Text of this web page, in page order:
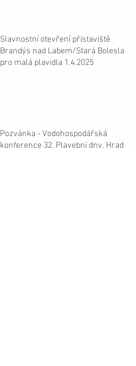
Slavnostní otevření přístaviště
Brandýs nad Labem/Stará Boleslav
pro malá plavidla 1.4.2025
Pozvánka - Vodohospodářská
konference 32. Plavební dny, Hrad v